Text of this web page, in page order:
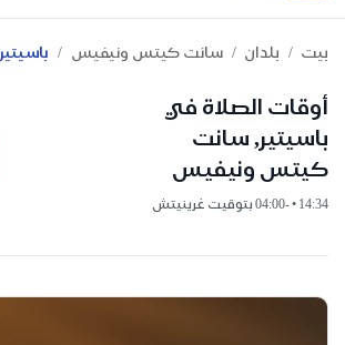
بيت / بلدان / سانت كيتس ونيفيس / باسيتير
أوقات الصلاة في
باسيتير, سانت
كيتس ونيفيس
14:34 • -04:00 بتوقيت غرينيتش